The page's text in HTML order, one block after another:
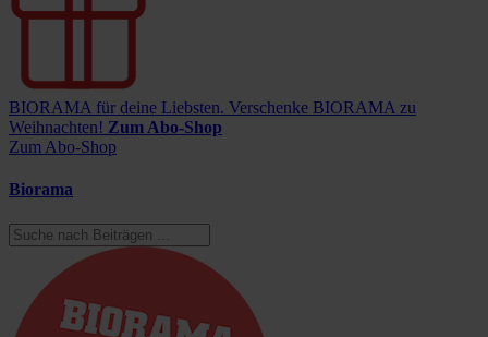
BIORAMA für deine Liebsten. Verschenke BIORAMA zu
Weihnachten! Zum Abo-Shop
Zum Abo-Shop
Biorama